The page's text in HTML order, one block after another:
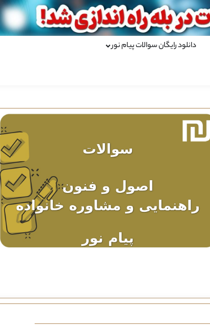
دانلود رایگان سوالات پیام نور